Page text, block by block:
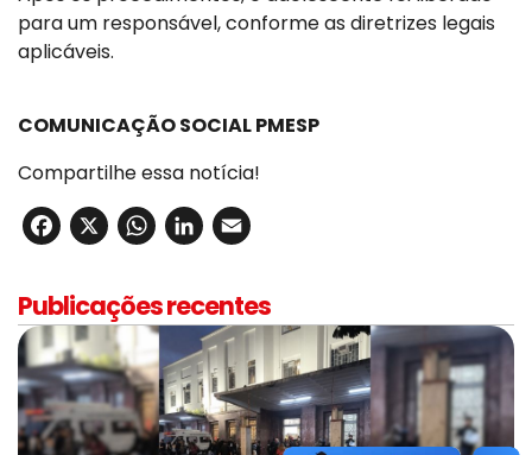
para um responsável, conforme as diretrizes legais
aplicáveis.
COMUNICAÇÃO SOCIAL PMESP
Compartilhe essa notícia!
Facebook
X WhatsApp
LinkedIn
Publicações recentes